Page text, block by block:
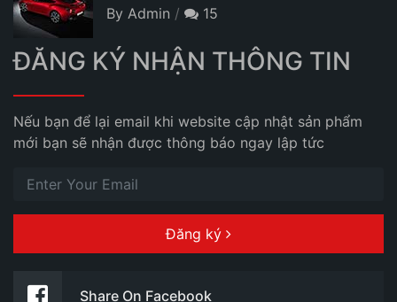
By Admin
15
ĐĂNG KÝ NHẬN THÔNG TIN
Nếu bạn để lại email khi website cập nhật sản phẩm
mới bạn sẽ nhận được thông báo ngay lập tức
Đăng ký
Share On Facebook